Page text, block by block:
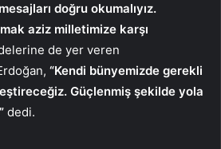
doğru okumalıyız.
aziz milletimize karşı
de yer veren
“Kendi bünyemizde gerekli
Güçlenmiş şekilde yola
dedi.